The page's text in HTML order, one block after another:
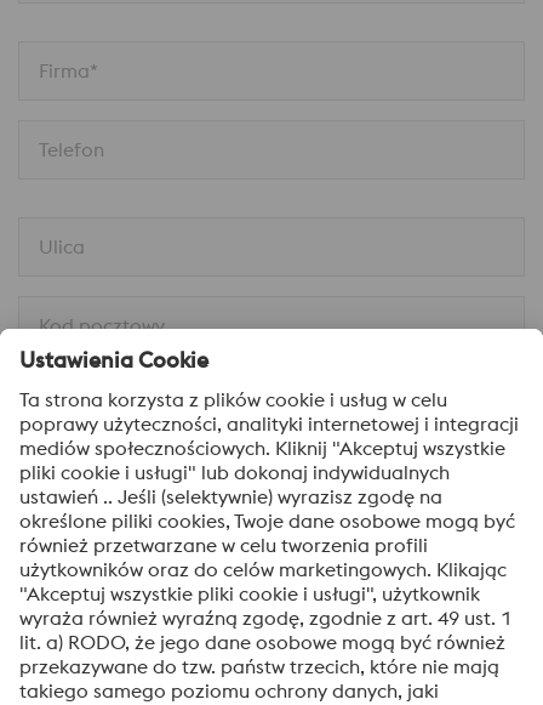
Firma*
Telefon
Ulica
Kod pocztowy
Miejscowość
Wiadomość
Tak! Chcę otrzymywać okazjonalne informacje,
zaproszenia i inne istotne wiadomości.